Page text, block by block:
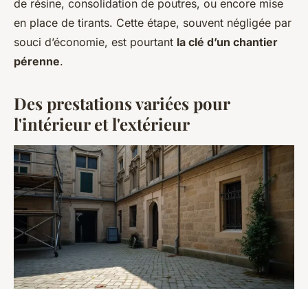
de résine, consolidation de poutres, ou encore mise
en place de tirants. Cette étape, souvent négligée par
souci d’économie, est pourtant la clé d’un chantier
pérenne.
Des prestations variées pour
l'intérieur et l'extérieur